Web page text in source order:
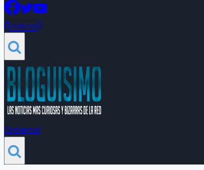
Groleros!
Groleros!